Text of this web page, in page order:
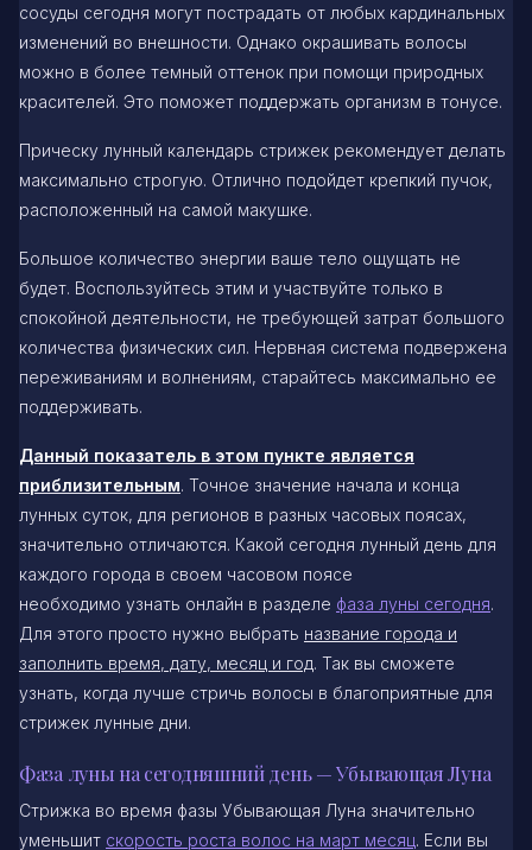
сосуды сегодня могут пострадать от любых кардинальных
изменений во внешности. Однако окрашивать волосы
можно в более темный оттенок при помощи природных
красителей. Это поможет поддержать организм в тонусе.
Прическу лунный календарь стрижек рекомендует делать
максимально строгую. Отлично подойдет крепкий пучок,
расположенный на самой макушке.
Большое количество энергии ваше тело ощущать не
будет. Воспользуйтесь этим и участвуйте только в
спокойной деятельности, не требующей затрат большого
количества физических сил. Нервная система подвержена
переживаниям и волнениям, старайтесь максимально ее
поддерживать.
Данный показатель в этом пункте является
приблизительным. Точное значение начала и конца
лунных суток, для регионов в разных часовых поясах,
значительно отличаются. Какой сегодня лунный день для
каждого города в своем часовом поясе
необходимо узнать онлайн в разделе фаза луны сегодня.
Для этого просто нужно выбрать название города и
заполнить время, дату, месяц и год. Так вы сможете
узнать, когда лучше стричь волосы в благоприятные для
стрижек лунные дни.
Фаза луны на сегодняшний день — Убывающая Луна
Стрижка во время фазы Убывающая Луна значительно
уменьшит скорость роста волос на март месяц. Если вы